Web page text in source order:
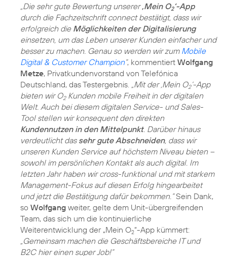
„Die sehr gute Bewertung unserer‚Mein O2‘-App
durch die Fachzeitschrift connect bestätigt, dass wir
erfolgreich die Möglichkeiten der Digitalisierung
einsetzen, um das Leben unserer Kunden einfacher und
besser zu machen. Genau so werden wir zum Mobile
Digital & Customer Champion“, kommentiert Wolfgang
Metze, Privatkundenvorstand von Telefónica
Deutschland, das Testergebnis.
„Mit der ‚Mein O2‘-App
bieten wir O2Kunden mobile Freiheit in der digitalen
Welt. Auch bei diesem digitalen Service- und Sales-
Tool stellen wir konsequent den direkten
Kundennutzen in den Mittelpunkt. Darüber hinaus
verdeutlicht das sehr gute Abschneiden, dass wir
unseren Kunden Service auf höchstem Niveau bieten –
sowohl im persönlichen Kontakt als auch digital. Im
letzten Jahr haben wir cross-funktional und mit starkem
Management-Fokus auf diesen Erfolg hingearbeitet
und jetzt die Bestätigung dafür bekommen.“Sein Dank,
so Wolfgang weiter, gelte dem Unit-übergreifenden
Team, das sich um die kontinuierliche
Weiterentwicklung der „Mein O2“-App kümmert:
„Gemeinsam machen die Geschäftsbereiche IT und
B2C hier einen super Job!“